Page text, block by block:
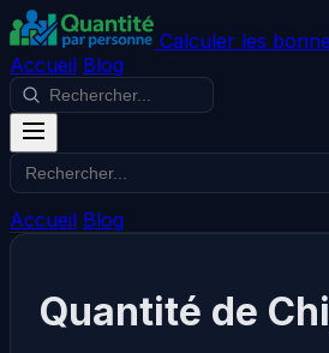
Calculer les
Accueil Blog
Accueil Blog
Quantité de